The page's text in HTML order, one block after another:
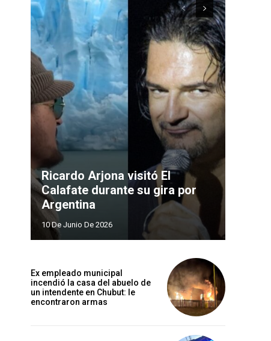
Ricardo Arjona visitó El
Calafate durante su gira por
Argentina
10 De Junio De 2026
Ex empleado municipal
incendió la casa del abuelo de
un intendente en Chubut: le
encontraron armas